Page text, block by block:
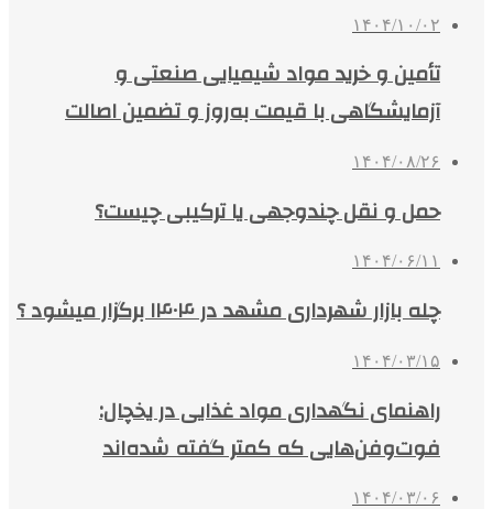
۱۴۰۴/۱۰/۰۲
تأمین و خرید مواد شیمیایی صنعتی و
آزمایشگاهی با قیمت به‌روز و تضمین اصالت
۱۴۰۴/۰۸/۲۶
حمل و نقل چندوجهی یا ترکیبی چیست؟
۱۴۰۴/۰۶/۱۱
چله بازار شهرداری مشهد در ۱۴۰۴ برگزار میشود ؟
۱۴۰۴/۰۳/۱۵
راهنمای نگهداری مواد غذایی در یخچال:
فوت‌وفن‌هایی که کمتر گفته شده‌اند
۱۴۰۴/۰۳/۰۶